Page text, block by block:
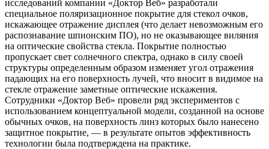
исследований компании «Доктор Веб» разработали
специальное поляризационное покрытие для стекол очков,
искажающее отражение дисплея (что делает невозможным его
распознавание шпионским ПО), но не оказывающее виляния
на оптические свойства стекла. Покрытие полностью
пропускает свет солнечного спектра, однако в силу своей
структуры определенным образом изменяет угол отражения
падающих на его поверхность лучей, что вносит в видимое на
стекле отражение заметные оптические искажения.
Сотрудники «Доктор Веб» провели ряд экспериментов с
использованием концептуальной модели, созданной на основе
обычных очков, на поверхность линз которых было нанесено
защитное покрытие, — в результате опытов эффективность
технологии была подтверждена на практике.